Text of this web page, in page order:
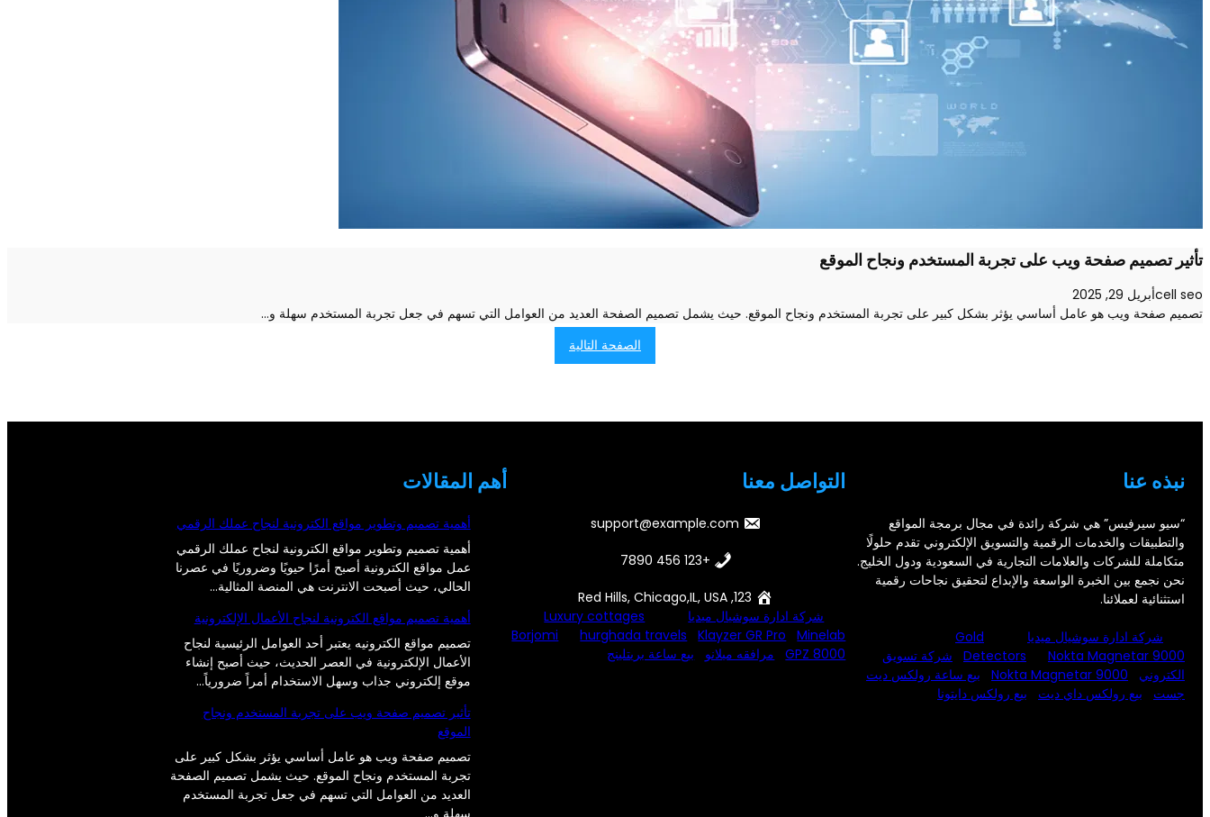
تأثير تصميم صفحة ويب على تجربة المستخدم ونجاح الموقع
cell seoأبريل 29, 2025
تصميم صفحة ويب هو عامل أساسي يؤثر بشكل كبير على تجربة المستخدم ونجاح الموقع. حيث يشمل تصميم الصفحة العديد من العوامل التي تسهم في جعل تجربة المستخدم سهلة و…
الصفحة التالية
نبذه عنا
“سيو سيرفيس” هي شركة رائدة في مجال برمجة المواقع
والتطبيقات والخدمات الرقمية والتسويق الإلكتروني تقدم حلولًا
متكاملة للشركات والعلامات التجارية في السعودية ودول الخليج.
نحن نجمع بين الخبرة الواسعة والإبداع لتحقيق نجاحات رقمية
استثنائية لعملائنا.
شركة ادارة سوشيال ميديا
Gold
Detectors
Nokta Magnetar 9000
شركة تسويق
الكتروني
Nokta Magnetar 9000
بيع ساعة رولكس ديت
جست
بيع رولكس داي ديت بيع رولكس دايتونا
التواصل معنا
support@example.com
+123 456 7890
شركة ادارة سوشيال ميديا
Luxury cottages
Borjomi
hurghada travels Klayzer GR Pro
Minelab
GPZ 8000
مرافقه ميلانو بيع ساعة بريتلينج
أهم المقالات
أهمية تصميم وتطوير مواقع الكترونية لنجاح عملك الرقمي
أهمية تصميم وتطوير مواقع الكترونية لنجاح عملك الرقمي
عمل مواقع الكترونية أصبح أمرًا حيويًا وضروريًا في عصرنا
الحالي، حيث أصبحت الانترنت هي المنصة المثالية…
أهمية تصميم مواقع الكترونية لنجاح الأعمال الإلكترونية
تصميم مواقع الكترونيه يعتبر أحد العوامل الرئيسية لنجاح
الأعمال الإلكترونية في العصر الحديث، حيث أصبح إنشاء
موقع إلكتروني جذاب وسهل الاستخدام أمراً ضرورياً…
تأثير تصميم صفحة ويب على تجربة المستخدم ونجاح
الموقع
تصميم صفحة ويب هو عامل أساسي يؤثر بشكل كبير على
تجربة المستخدم ونجاح الموقع. حيث يشمل تصميم الصفحة
العديد من العوامل التي تسهم في جعل تجربة المستخدم